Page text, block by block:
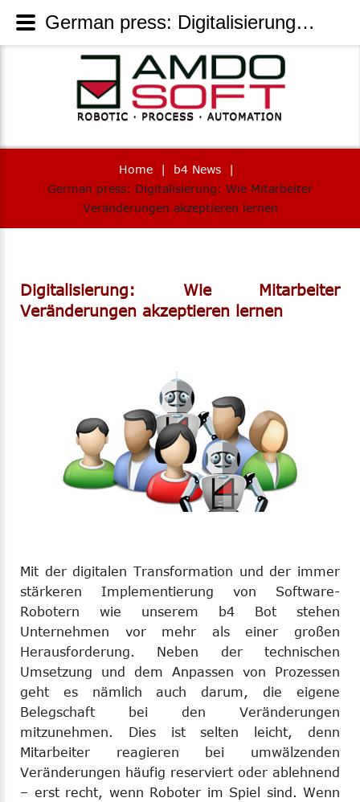
Home | b4 News
|
German press: Digitalisierung: Wie Mitarbeiter
Veränderungen akzeptieren lernen
Digitalisierung: Wie Mitarbeiter
Veränderungen akzeptieren lernen
Mit der digitalen Transformation und der immer
stärkeren Implementierung von Software-
Robotern wie unserem b4 Bot stehen
Unternehmen vor mehr als einer großen
Herausforderung. Neben der technischen
Umsetzung und dem Anpassen von Prozessen
geht es nämlich auch darum, die eigene
Belegschaft bei den Veränderungen
mitzunehmen. Dies ist selten leicht, denn
Mitarbeiter reagieren bei umwälzenden
Veränderungen häufig reserviert oder ablehnend
– erst recht, wenn Roboter im Spiel sind. Wenn
German press: Digitalisierung: Wie Mitarbeiter Veränderungen akzeptieren lernen - AmdoSoft Systems